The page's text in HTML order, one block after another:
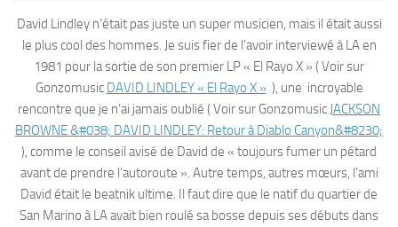
David Lindley n’était pas juste un super musicien, mais il était aussi
le plus cool des hommes. Je suis fier de l’avoir interviewé à LA en
1981 pour la sortie de son premier LP « El Rayo X » ( Voir sur
Gonzomusic DAVID LINDLEY « El Rayo X » ), une incroyable
rencontre que je n’ai jamais oublié ( Voir sur Gonzomusic JACKSON
BROWNE &#038; DAVID LINDLEY: Retour à Diablo Canyon&#8230;
), comme le conseil avisé de David de « toujours fumer un pétard
avant de prendre l’autoroute ». Autre temps, autres mœurs, l’ami
David était le beatnik ultime. Il faut dire que le natif du quartier de
San Marino à LA avait bien roulé sa bosse depuis ses débuts dans